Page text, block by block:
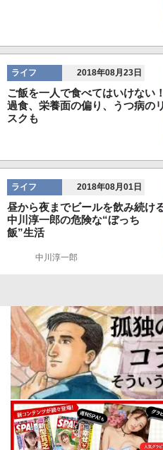
ライフ 2018年08月23日
ご飯を一人で食べてはいけない！
過食、栄養面の偏り、うつ病のリ
スクも
ライフ 2018年08月01日
昼から夜までビールを飲み続け
中川淳一郎の危険な“ぼっち
飯”生活
中川淳一郎